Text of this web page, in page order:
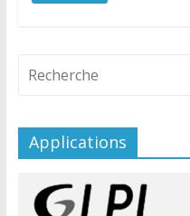
Applications